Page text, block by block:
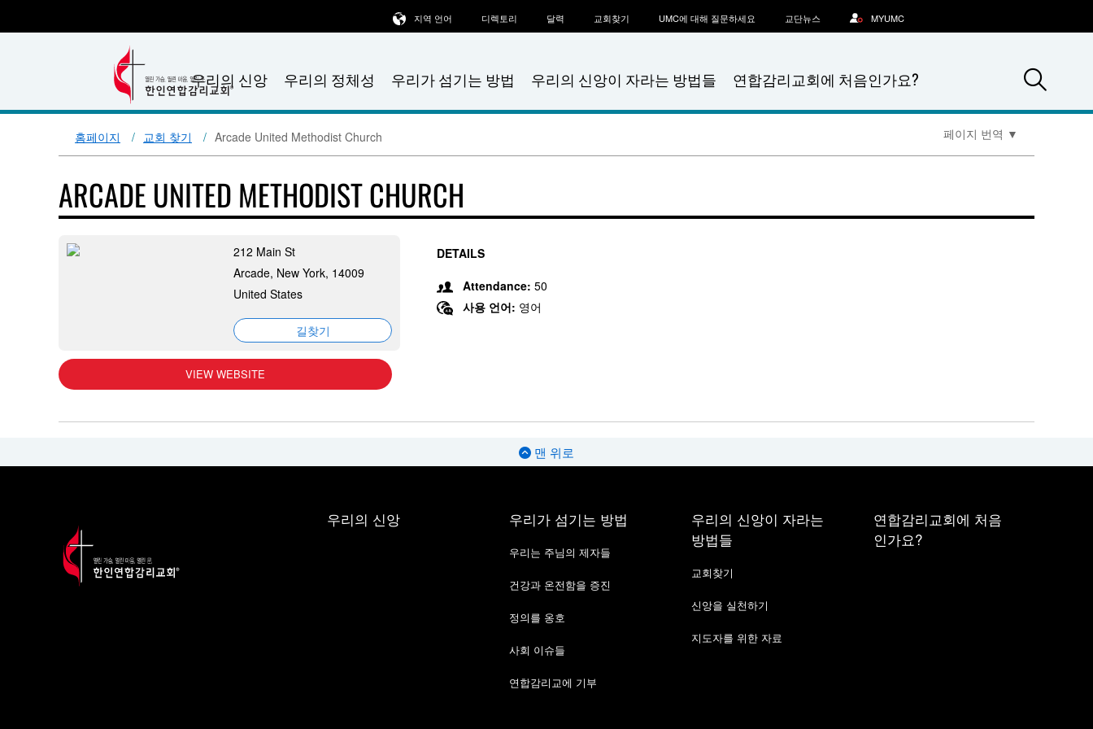
우리의 신앙 우리의 정체성 우리가 섬기는 방법 우리의 신앙이 자라는 방법들 연합감리교회에 처음인가요?
지역 언어 디렉토리 달력 교회찾기 UMC에 대해 질문하세요 교단뉴스 MYUMC
홈페이지 교회 찾기 Arcade United Methodist Church 페이지 번역 ▼
ARCADE UNITED METHODIST CHURCH
212 Main St
Arcade, New York, 14009
United States
길찾기
VIEW WEBSITE
DETAILS
Attendance: 50
사용 언어: 영어
맨 위로
우리의 신앙 우리가 섬기는 방법
우리는 주님의 제자들
건강과 온전함을 증진
정의를 옹호
사회 이슈들
연합감리교에 기부
우리의 신앙이 자라는
방법들
교회찾기
신앙을 실천하기
지도자를 위한 자료
연합감리교회에 처음
인가요?